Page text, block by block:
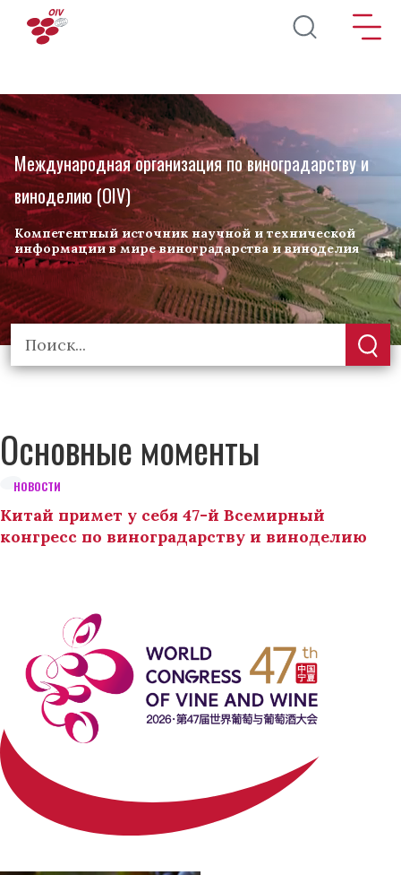
Перейти к основному содержанию
Международная организация по виноградарству и
виноделию (OIV)
Компетентный источник научной и технической
информации в мире виноградарства и виноделия
Основные моменты
НОВОСТИ
Китай примет у себя 47-й Всемирный
конгресс по виноградарству и виноделию